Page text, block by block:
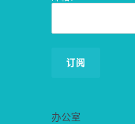
办公室